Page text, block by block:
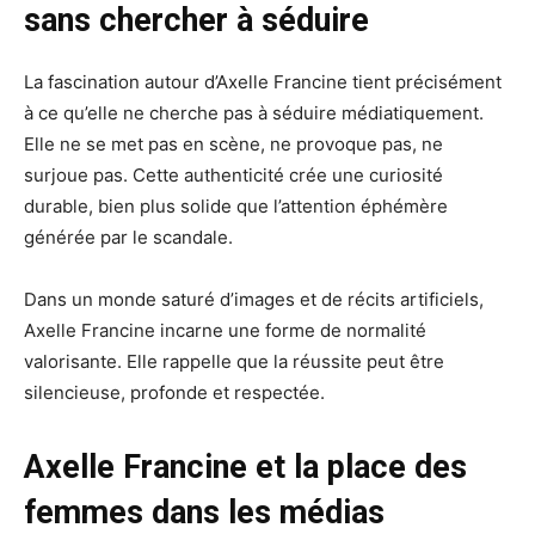
sans chercher à séduire
La fascination autour d’Axelle Francine tient précisément
à ce qu’elle ne cherche pas à séduire médiatiquement.
Elle ne se met pas en scène, ne provoque pas, ne
surjoue pas. Cette authenticité crée une curiosité
durable, bien plus solide que l’attention éphémère
générée par le scandale.
Dans un monde saturé d’images et de récits artificiels,
Axelle Francine incarne une forme de normalité
valorisante. Elle rappelle que la réussite peut être
silencieuse, profonde et respectée.
Axelle Francine et la place des
femmes dans les médias